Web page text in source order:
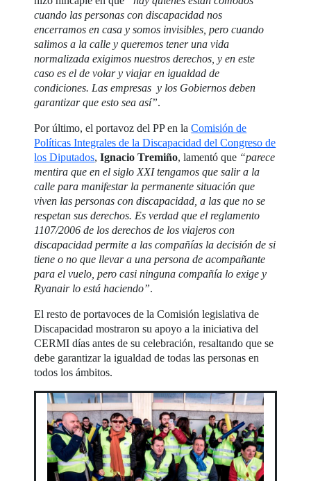
cuando las personas con discapacidad nos
encerramos en casa y somos invisibles, pero cuando
salimos a la calle y queremos tener una vida
normalizada exigimos nuestros derechos, y en este
caso es el de volar y viajar en igualdad de
condiciones. Las empresas y los Gobiernos deben
garantizar que esto sea así”.
Por último, el portavoz del PP en laComisión de
Políticas Integrales de la Discapacidad del Congreso de
los Diputados,Ignacio Tremiño, lamentó que “parece
mentira que en el siglo XXI tengamos que salir a la
calle para manifestar la permanente situación que
viven las personas con discapacidad, a las que no se
respetan sus derechos. Es verdad que el reglamento
1107/2006 de los derechos de los viajeros con
discapacidad permite a las compañías la decisión de si
tiene o no que llevar a una persona de acompañante
para el vuelo, pero casi ninguna compañía lo exige y
Ryanair lo está haciendo”.
El resto de portavoces de la Comisión legislativa de
Discapacidad mostraron su apoyo a la iniciativa del
CERMI días antes de su celebración, resaltando que se
debe garantizar la igualdad de todas las personas en
todos los ámbitos.